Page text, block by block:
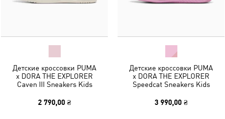
Детские кроссовки PUMA
x DORA THE EXPLORER
Caven III Sneakers Kids
2 790,00 ₴
Детские кроссовки PUMA
x DORA THE EXPLORER
Speedcat Sneakers Kids
3 990,00 ₴